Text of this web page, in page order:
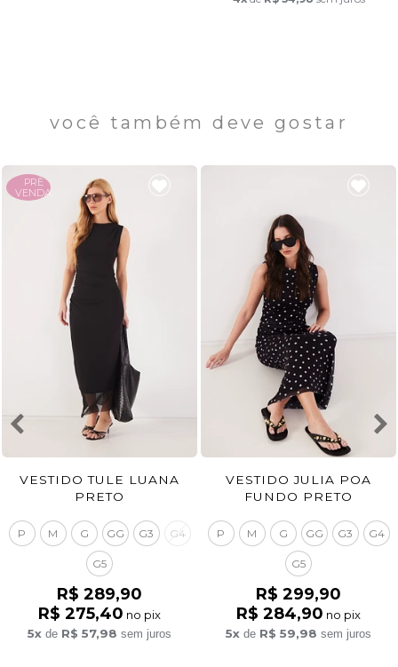
você também deve gostar
PRÈ
VENDA
VESTIDO TULE LUANA
PRETO
P M G GG G3 G4
G5
R$ 289,90
R$ 275,40 no pix
5x de R$ 57,98 sem juros
VESTIDO JULIA POA
FUNDO PRETO
P M G GG G3 G4
G5
R$ 299,90
R$ 284,90 no pix
5x de R$ 59,98 sem juros